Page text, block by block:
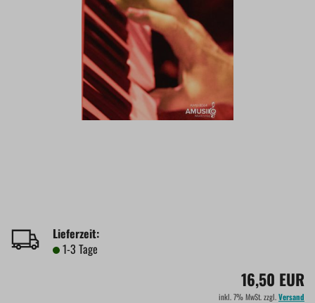
Lieferzeit:
1-3 Tage
16,50 EUR
inkl. 7% MwSt. zzgl.Versand